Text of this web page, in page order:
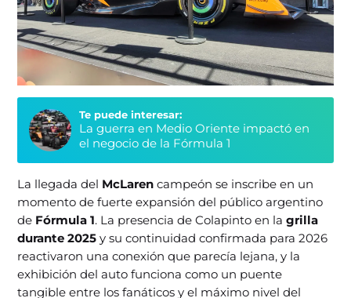
Te puede interesar:
La guerra en Medio Oriente impactó en
el negocio de la Fórmula 1
La llegada del McLarencampeón se inscribe en un
momento de fuerte expansión del público argentino
de Fórmula 1. La presencia de Colapinto en lagrilla
durante 2025 y su continuidad confirmada para 2026
reactivaron una conexión que parecía lejana, y la
exhibición del auto funciona como un puente
tangible entre los fanáticos y el máximo nivel del